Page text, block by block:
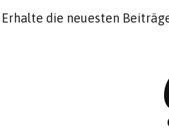
Datenschutz
Erhalte die neuesten